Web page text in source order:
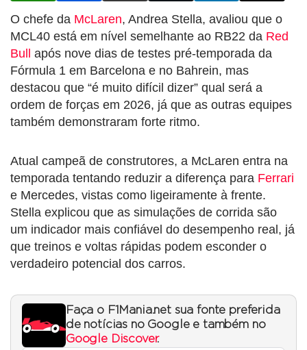
O chefe da McLaren, Andrea Stella, avaliou que o
MCL40 está em nível semelhante ao RB22 da Red
Bull após nove dias de testes pré-temporada da
Fórmula 1 em Barcelona e no Bahrein, mas
destacou que “é muito difícil dizer” qual será a
ordem de forças em 2026, já que as outras equipes
também demonstraram forte ritmo.
Atual campeã de construtores, a McLaren entra na
temporada tentando reduzir a diferença para Ferrari
e Mercedes, vistas como ligeiramente à frente.
Stella explicou que as simulações de corrida são
um indicador mais confiável do desempenho real, já
que treinos e voltas rápidas podem esconder o
verdadeiro potencial dos carros.
Faça o F1Mania.net sua fonte preferida
de notícias no Google e também no
Google Discover.